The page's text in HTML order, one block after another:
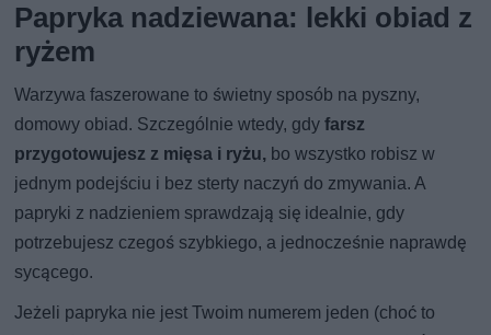
Papryka nadziewana: lekki obiad z
ryżem
Warzywa faszerowane to świetny sposób na pyszny,
domowy obiad. Szczególnie wtedy, gdyfarsz
przygotowujesz z mięsa i ryżu, bo wszystko robisz w
jednym podejściu i bez sterty naczyń do zmywania. A
papryki z nadzieniem sprawdzają się idealnie, gdy
potrzebujesz czegoś szybkiego, a jednocześnie naprawdę
sycącego.
Jeżeli papryka nie jest Twoim numerem jeden (choć to